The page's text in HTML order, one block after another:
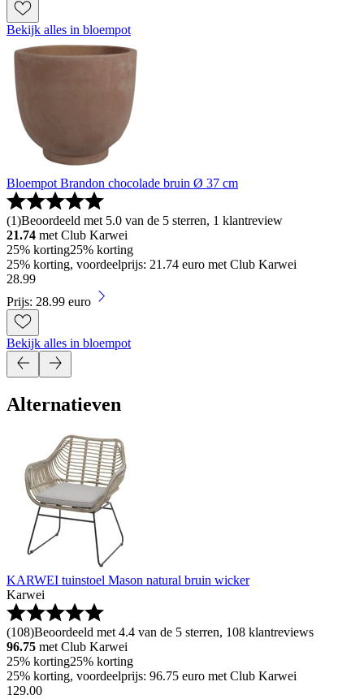
Bekijk alles in bloempot
Bloempot Brandon chocolade bruin Ø 37 cm
(1)Beoordeeld met 5.0 van de 5 sterren, 1 klantreview
21.74 met Club Karwei
25% korting25% korting
25% korting, voordeelprijs: 21.74 euro met Club Karwei
28.99
Prijs: 28.99 euro
Bekijk alles in bloempot
Alternatieven
KARWEI tuinstoel Mason natural bruin wicker
Karwei
(108)Beoordeeld met 4.4 van de 5 sterren, 108 klantreviews
96.75 met Club Karwei
25% korting25% korting
25% korting, voordeelprijs: 96.75 euro met Club Karwei
129.00